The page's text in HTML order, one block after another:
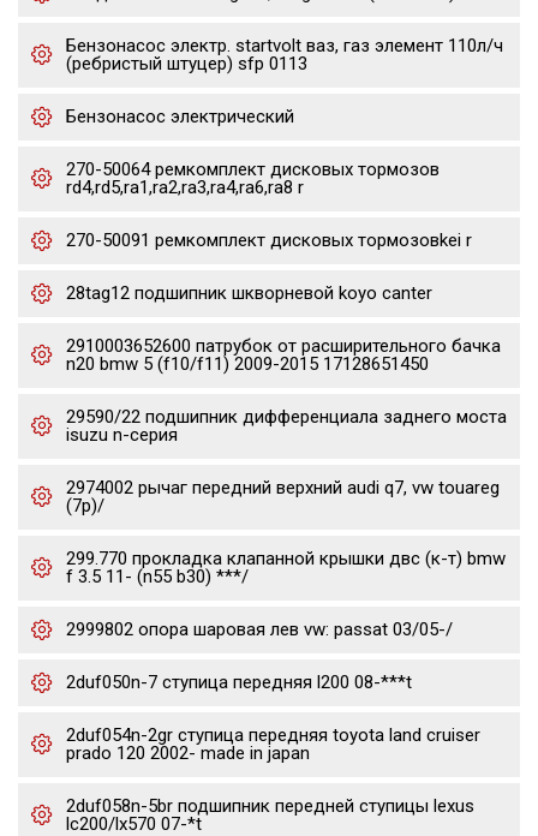
Бензонасос электр. startvolt ваз, газ элемент 110л/ч
(ребристый штуцер) sfp 0113
Бензонасос электрический
270-50064 ремкомплект дисковых тормозов
rd4,rd5,ra1,ra2,ra3,ra4,ra6,ra8 r
270-50091 ремкомплект дисковых тормозовkei r
28tag12 подшипник шкворневой koyo canter
2910003652600 патрубок от расширительного бачка
n20 bmw 5 (f10/f11) 2009-2015 17128651450
29590/22 подшипник дифференциала заднего моста
isuzu n-серия
2974002 рычаг передний верхний audi q7, vw touareg
(7p)/
299.770 прокладка клапанной крышки двс (к-т) bmw
f 3.5 11- (n55 b30) ***/
2999802 опора шаровая лев vw: passat 03/05-/
2duf050n-7 ступица передняя l200 08-***t
2duf054n-2gr ступица передняя toyota land cruiser
prado 120 2002- made in japan
2duf058n-5br подшипник передней ступицы lexus
lc200/lx570 07-*t